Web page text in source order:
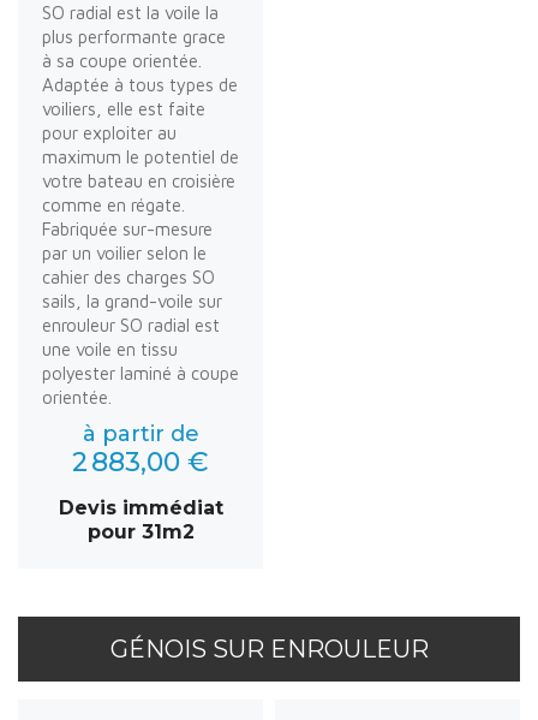
SO radial est la voile la
plus performante grace
à sa coupe orientée.
Adaptée à tous types de
voiliers, elle est faite
pour exploiter au
maximum le potentiel de
votre bateau en croisière
comme en régate.
Fabriquée sur-mesure
par un voilier selon le
cahier des charges SO
sails, la grand-voile sur
enrouleur SO radial est
une voile en tissu
polyester laminé à coupe
orientée.
à partir de
2 883,00 €
Devis immédiat
pour 31m2
GÉNOIS SUR ENROULEUR